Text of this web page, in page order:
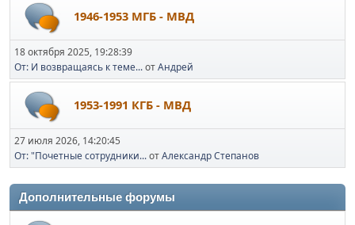
1946-1953 МГБ - МВД
18 октября 2025, 19:28:39
От: И возвращаясь к теме...отАндрей
1953-1991 КГБ - МВД
27 июля 2026, 14:20:45
От: "Почетные сотрудники...отАлександр Степанов
Дополнительные форумы